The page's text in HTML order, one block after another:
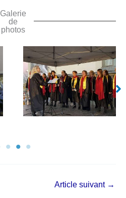
Galerie
de
photos
Article suivant →